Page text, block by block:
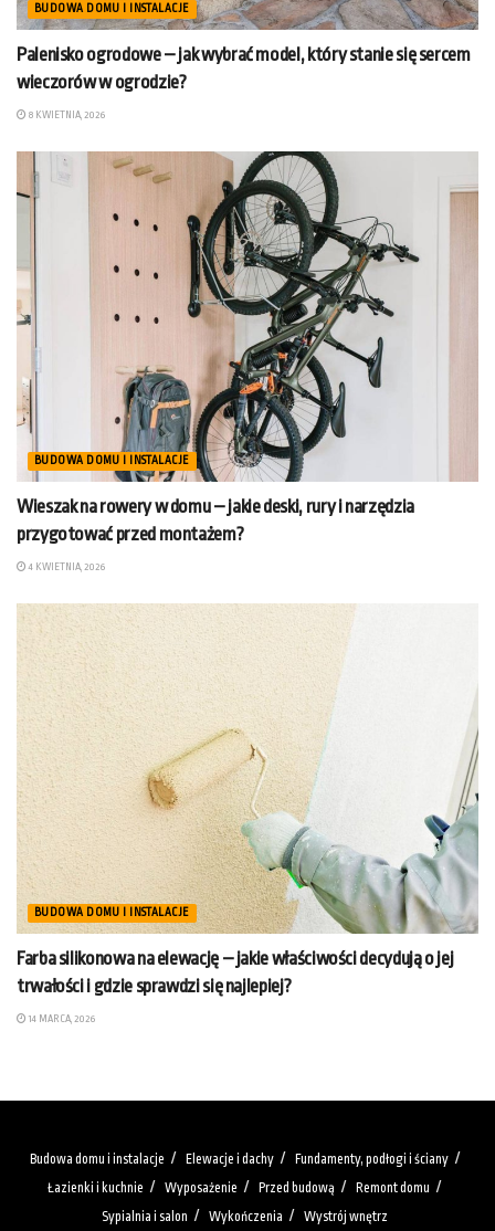
BUDOWA DOMU I INSTALACJE
Palenisko ogrodowe – jak wybrać model, który stanie się sercem
wieczorów w ogrodzie?
8 KWIETNIA, 2026
BUDOWA DOMU I INSTALACJE
Wieszak na rowery w domu – jakie deski, rury i narzędzia
przygotować przed montażem?
4 KWIETNIA, 2026
BUDOWA DOMU I INSTALACJE
Farba silikonowa na elewację – jakie właściwości decydują o jej
trwałości i gdzie sprawdzi się najlepiej?
14 MARCA, 2026
Budowa domu i instalacje Elewacje i dachy
Fundamenty, podłogi i ściany
Łazienki i kuchnie
Wyposażenie Przed budową
Remont domu
Sypialnia i salon
Wykończenia Wystrój wnętrz